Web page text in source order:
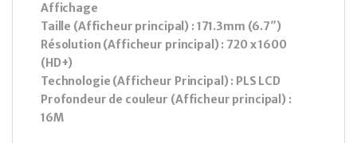
Affichage
Taille (Afficheur principal) : 171.3mm (6.7″)
Résolution (Afficheur principal) : 720 x 1600
(HD+)
Technologie (Afficheur Principal) : PLS LCD
Profondeur de couleur (Afficheur principal) :
16M